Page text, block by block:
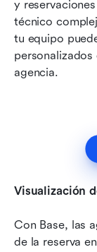
y
técnico
tu equipo
agencia.
Visualización
Con Base, las
de la reserva